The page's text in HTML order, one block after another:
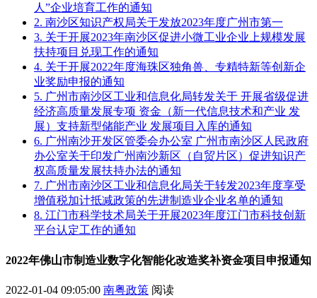
人”企业培育工作的通知
2. 南沙区知识产权局关于发放2023年度广州市第一
3. 关于开展2023年南沙区促进小微工业企业上规模发展
扶持项目兑现工作的通知
4. 关于开展2022年度海珠区独角兽、专精特新等创新企
业奖励申报的通知
5. 广州市南沙区工业和信息化局转发关于 开展省级促进
经济高质量发展专项 资金（新一代信息技术和产业 发
展）支持新型储能产业 发展项目入库的通知
6. 广州南沙开发区管委会办公室 广州市南沙区人民政府
办公室关于印发广州南沙新区（自贸片区）促进知识产
权高质量发展扶持办法的通知
7. 广州市南沙区工业和信息化局关于转发2023年度享受
增值税加计抵减政策的先进制造业企业名单的通知
8. 江门市科学技术局关于开展2023年度江门市科技创新
平台认定工作的通知
2022年佛山市制造业数字化智能化改造奖补资金项目申报通知
2022-01-04 09:05:00 南粤政策 阅读